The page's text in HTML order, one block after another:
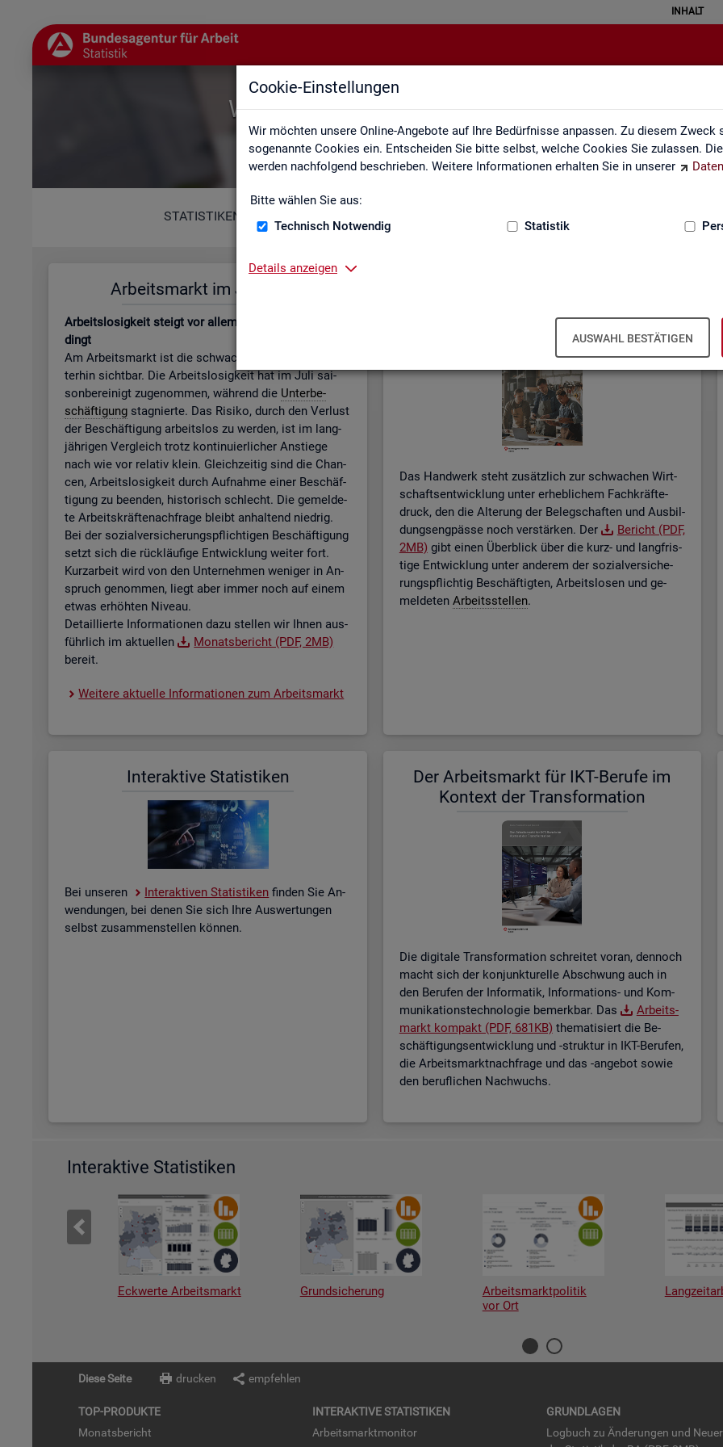
Cookie-Einstellungen
Wir möchten unsere Online-Angebote auf Ihre Bedürfnisse anpassen. Zu diesem Zweck
sogenannte Cookies ein. Entscheiden Sie bitte selbst, welche Cookies Sie zulassen.
werden nachfolgend beschrieben. Weitere Informationen erhalten Sie in unserer
Bitte wählen Sie aus:
Technisch Notwendig
Statistik
Details anzeigen
AUSWAHL BESTÄTIGEN
INHALT
Willkommen bei der Statistik der
STATISTIKEN
Ar­beits­markt im Juli 2026
Ar­beits­lo­sig­keit steigt vor allem jah­res­zeit­lich be­
dingt
Am Ar­beits­markt ist die schwa­che Kon­junk­tur wei­
ter­hin sicht­bar. Die Ar­beits­lo­sig­keit hat im Juli sai­
son­be­rei­nigt zu­ge­nom­men, wäh­rend die Un­ter­be­
schäf­ti­gung sta­gnier­te. Das Ri­si­ko, durch den Ver­lust
der Be­schäf­ti­gung ar­beits­los zu wer­den, ist im lang­
jäh­ri­gen Ver­gleich trotz kon­ti­nu­ier­li­cher An­stie­ge
nach wie vor re­la­tiv klein. Gleich­zei­tig sind die Chan­
cen, Ar­beits­lo­sig­keit durch Auf­nah­me einer Be­schäf­
ti­gung zu be­en­den, his­to­risch schlecht. Die ge­mel­de­
te Ar­beits­kräf­te­nach­fra­ge bleibt an­hal­tend nied­rig.
Bei der so­zi­al­ver­si­che­rungs­pflich­ti­gen Be­schäf­ti­gung
setzt sich die rück­läu­fi­ge Ent­wick­lung wei­ter fort.
Kurz­ar­beit wird von den Un­ter­neh­men we­ni­ger in An­
spruch ge­nom­men, liegt aber immer noch auf einem
etwas er­höh­ten Ni­veau.
De­tail­lier­te In­for­ma­tio­nen dazu stel­len wir Ihnen aus­
führ­lich im ak­tu­el­len
Mo­nats­be­richt (PDF, 2MB)
be­reit.
Wei­te­re ak­tu­el­le In­for­ma­tio­nen zum Ar­beits­markt
Das Hand­werk steht zu­sätz­lich zur schwa­chen Wirt­
schafts­ent­wick­lung unter er­heb­li­chem Fach­kräf­te­
druck, den die Al­te­rung der Be­leg­schaf­ten und Aus­bil­
dungs­eng­päs­se noch ver­stär­ken. Der
Be­richt (PDF,
2MB) gibt einen Über­blick über die kurz- und lang­fris­
ti­ge Ent­wick­lung unter an­de­rem der so­zi­al­ver­si­che­
rungs­pflich­tig Be­schäf­tig­ten, Ar­beits­lo­sen und ge­
mel­de­ten Ar­beits­stel­len.
In­ter­ak­ti­ve Sta­tis­ti­ken
Bei un­se­ren In­ter­ak­ti­ven Sta­tis­ti­ken fin­den Sie An­
wen­dun­gen, bei denen Sie sich Ihre Aus­wer­tun­gen
selbst zu­sam­men­stel­len kön­nen.
Der Ar­beits­markt für IKT-Be­ru­fe im
Kon­text der Trans­for­ma­ti­on
Die di­gi­ta­le Trans­for­ma­ti­on schrei­tet voran, den­noch
macht sich der kon­junk­tu­rel­le Ab­schwung auch in
den Be­ru­fen der In­for­ma­tik, In­for­ma­ti­ons- und Kom­
mu­ni­ka­ti­ons­tech­no­lo­gie be­merk­bar. Das
Ar­beits­
markt kom­pakt (PDF, 681KB) the­ma­ti­siert die Be­
schäf­ti­gungs­ent­wick­lung und -struk­tur in IKT-Be­ru­fen,
die Ar­beits­markt­nach­fra­ge und das -an­ge­bot sowie
den be­ruf­li­chen Nach­wuchs.
Interaktive Statistiken
Eckwerte Arbeitsmarkt Grundsicherung
Arbeitsmarktpolitik
vor Ort
Diese Seite drucken empfehlen
TOP-PRO­DUK­TE
Mo­nats­be­richt
IN­TER­AK­TI­VE STA­TIS­TI­KEN
Ar­beits­markt­mo­ni­tor
GRUND­LA­GEN
Log­buch zu Än­de­run­gen und